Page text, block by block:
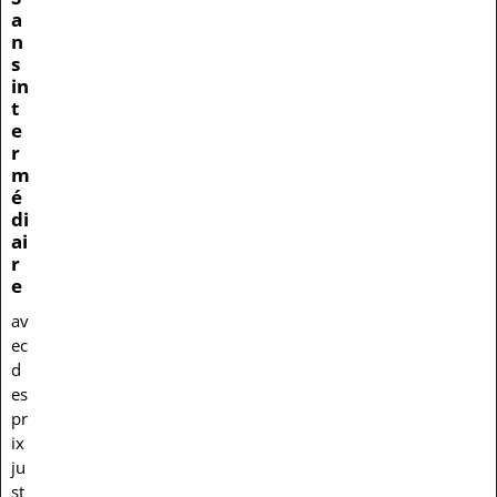
a
n
s
in
t
e
r
m
é
di
ai
r
e
av
ec
d
es
pr
ix
ju
st